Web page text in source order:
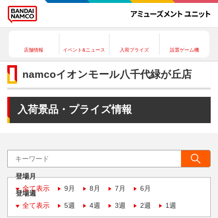
店舗情報 イベント&ニュース 入荷プライズ 設置ゲーム機
namcoイオンモール八千代緑が丘店
入荷景品・プライズ情報
登場月
全て表示
9月 8月 7月 6月
登場週
全て表示
5週 4週 3週 2週 1週